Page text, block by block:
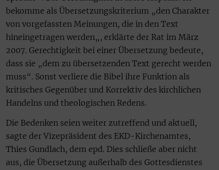
bekomme als Übersetzungskriterium „den Charakter
von vorgefassten Meinungen, die in den Text
hineingetragen werden„, erklärte der Rat im März
2007. Gerechtigkeit bei einer Übersetzung bedeute,
dass sie „dem zu übersetzenden Text gerecht werden
muss“. Sonst verliere die Bibel ihre Funktion als
kritisches Gegenüber und Korrektiv des kirchlichen
Handelns und theologischen Redens.
Die Bedenken seien weiter zutreffend und aktuell,
sagte der Vizepräsident des EKD-Kirchenamtes,
Thies Gundlach, dem epd. Dies schließe aber nicht
aus, die Übersetzung außerhalb des Gottesdienstes